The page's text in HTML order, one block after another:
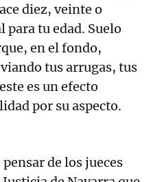
diez, veinte o
para tu edad. Suelo
en el fondo,
tus arrugas, tus
es un efecto
por su aspecto.
de los jueces